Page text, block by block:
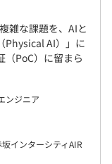
雑な課題を、AIと
Physical AI）」に
（PoC）に留まら
ンジニア
インターシティAIR